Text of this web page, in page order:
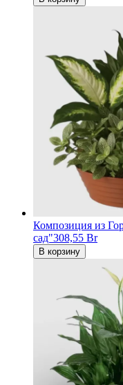
Композиция из
сад"308,55 Br
В корзину